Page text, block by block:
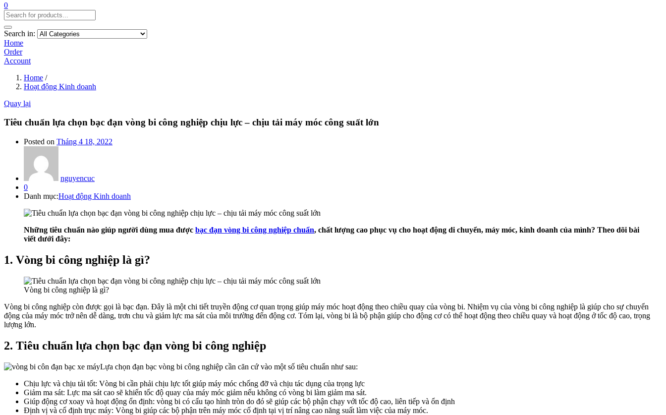
0
Search in:
Home
Order
Account
Home /
Hoạt động Kinh doanh
Quay lại
Tiêu chuẩn lựa chọn bạc đạn vòng bi công nghiệp chịu lực – chịu tải máy móc công suất lớn
Posted on Tháng 4 18, 2022
nguyencuc
0
Danh mục:Hoạt động Kinh doanh
Những tiêu chuẩn nào giúp người dùng mua được bạc đạn vòng bi công nghiệp chuẩn, chất lượng cao phục vụ cho hoạt động di chuyển, máy móc, kinh doanh của mình? Theo dõi bài
viết dưới đây:
1. Vòng bi công nghiệp là gì?
Vòng bi công nghiệp là gì?
Vòng bi công nghiệp còn được gọi là bạc đạn. Đây là một chi tiết truyền động cơ quan trọng giúp máy móc hoạt động theo chiều quay của vòng bi. Nhiệm vụ của vòng bi công nghiệp là giúp cho sự chuyển
động của máy móc trở nên dễ dàng, trơn chu và giảm lực ma sát của môi trường đến động cơ. Tóm lại, vòng bi là bộ phận giúp cho động cơ có thể hoạt động theo chiều quay và hoạt động ở tốc độ cao, trọng
lượng lớn.
2. Tiêu chuẩn lựa chọn bạc đạn vòng bi công nghiệp
Lựa chọn đạn bạc vòng bi công nghiệp cần căn cứ vào một số tiêu chuẩn như sau:
Chịu lực và chịu tải tốt: Vòng bi cần phải chịu lực tốt giúp máy móc chống đỡ và chịu tác dụng của trọng lực
Giảm ma sát: Lực ma sát cao sẽ khiến tốc độ quay của máy móc giảm nếu không có vòng bi làm giảm ma sát.
Giúp động cơ xoay và hoạt động ổn định: vòng bi có cấu tạo hình tròn do đó sẽ giúp các bộ phận chạy với tốc độ cao, liên tiếp và ổn định
Định vị và cố định trục máy: Vòng bi giúp các bộ phận trên máy móc cố định tại vị trí nâng cao năng suất làm việc của máy móc.